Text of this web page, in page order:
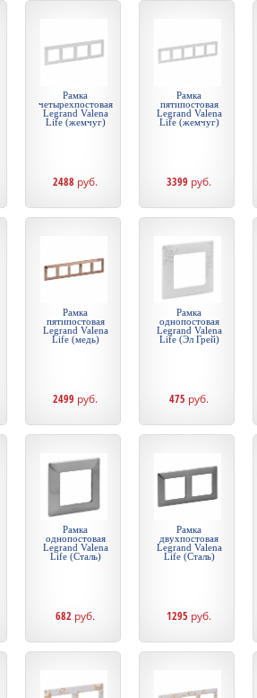
Рамка
четырехпостовая
Legrand Valena
Life (жемчуг)
2488 руб.
Рамка
пятипостовая
Legrand Valena
Life (жемчуг)
3399 руб.
Рамка
пятипостовая
Legrand Valena
Life (медь)
2499 руб.
Рамка
однопостовая
Legrand Valena
Life (Эл Грей)
475 руб.
Рамка
однопостовая
Legrand Valena
Life (Сталь)
682 руб.
Рамка
двухпостовая
Legrand Valena
Life (Сталь)
1295 руб.